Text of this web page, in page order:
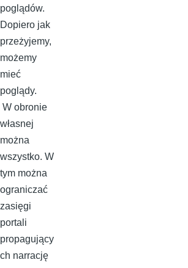
poglądów.
Dopiero jak
przeżyjemy,
możemy
mieć
poglądy.
W obronie
własnej
można
wszystko. W
tym można
ograniczać
zasięgi
portali
propagujący
ch narrację